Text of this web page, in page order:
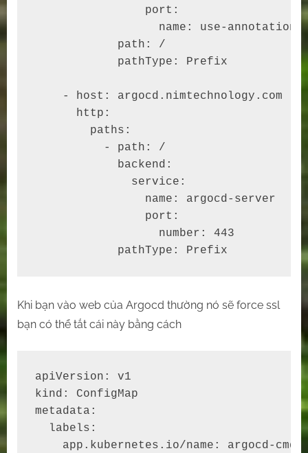
                port:
                  name: use-annotation
            path: /
            pathType: Prefix
    - host: argocd.nimtechnology.com
      http:
        paths:
          - path: /
            backend:
              service:
                name: argocd-server
                port:
                  number: 443
            pathType: Prefix
Khi bạn vào web của Argocd thường nó sẽ force ssl
bạn có thể tắt cái này bằng cách
apiVersion: v1
kind: ConfigMap
metadata:
  labels:
app.kubernetes.io/name: argocd-cmd-